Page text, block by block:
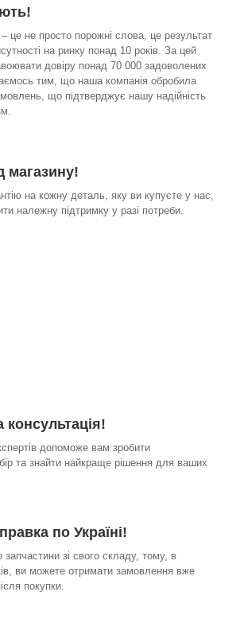
це не просто порожні слова, це результат
на ринку понад 10 років. За цей
довіру понад 70 000 задоволених
тим, що наша компанія обробила
що підтверджує нашу надійність
магазину!
на кожну деталь, яку ви купуєте у нас,
належну підтримку у разі потреби.
допоможе вам зробити
та знайти найкраще рішення для ваших
по Україні!
зі свого складу, тому, в
ви можете отримати замовлення вже
покупки.